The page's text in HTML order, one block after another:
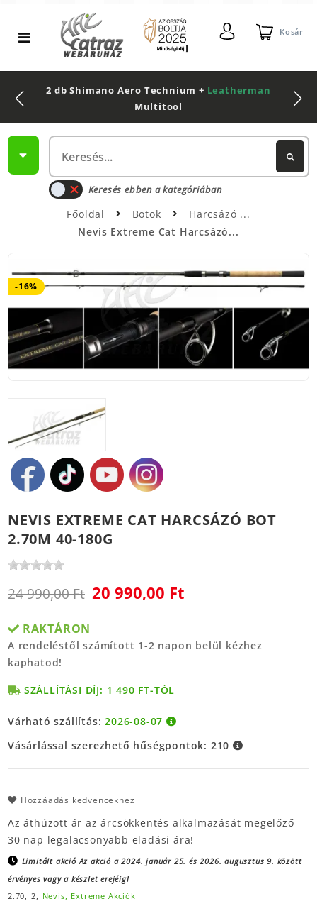
Kosár
2 db Shimano Aero Technium + Leatherman
Multitool
Keresés ebben a kategóriában
Főoldal Botok
Harcsázó
Nevis Extreme Cat Harcsázó...
-16%
NEVIS EXTREME CAT HARCSÁZÓ BOT
2.70M 40-180G
24 990,00 Ft 20 990,00 Ft
RAKTÁRON
A rendeléstől számított 1-2 napon belül kézhez
kaphatod!
SZÁLLÍTÁSI DÍJ: 1 490 FT-TÓL
Várható szállítás:2026-08-07
Vásárlással szerezhető hűségpontok: 210
Hozzáadás kedvencekhez
Az áthúzott ár az árcsökkentés alkalmazását megelőző
30 nap legalacsonyabb eladási ára!
Limitált akcióAz akció a 2024. január 25. és 2026. augusztus 9. között
érvényes vagy a készlet erejéig!
2.70, 2, Nevis, Extreme Akciók